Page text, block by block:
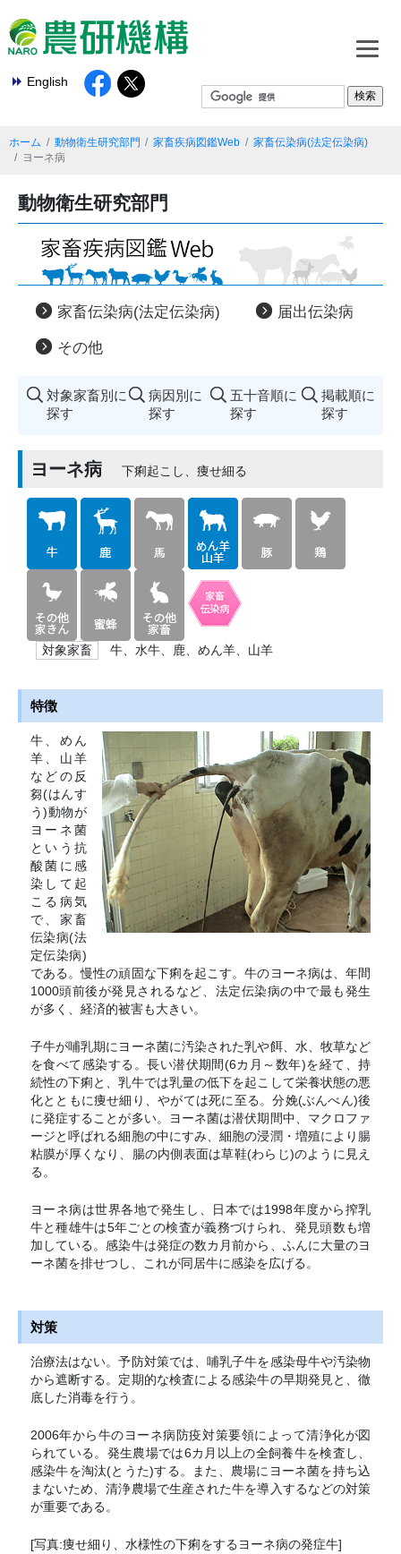
English
ホーム 動物衛生研究部門 家畜疾病図鑑Web
家畜伝染病(法定伝染病)
ヨーネ病
動物衛生研究部門
家畜伝染病(法定伝染病) 届出伝染病
その他
対象家畜別に
探す
病因別に
探す
五十音順に
探す
掲載順に
探す
ヨーネ病 下痢起こし、痩せ細る
対象家畜 牛、水牛、鹿、めん羊、山羊
特徴
牛、めん
羊、山羊
などの反
芻(はんす
う)動物が
ヨーネ菌
という抗
酸菌に感
染して起
こる病気
で、家畜
伝染病(法
定伝染病)
である。慢性の頑固な下痢を起こす。牛のヨーネ病は、年間
1000頭前後が発見されるなど、法定伝染病の中で最も発生
が多く、経済的被害も大きい。
子牛が哺乳期にヨーネ菌に汚染された乳や餌、水、牧草など
を食べて感染する。長い潜伏期間(6カ月～数年)を経て、持
続性の下痢と、乳牛では乳量の低下を起こして栄養状態の悪
化とともに痩せ細り、やがては死に至る。分娩(ぶんべん)後
に発症することが多い。ヨーネ菌は潜伏期間中、マクロファ
ージと呼ばれる細胞の中にすみ、細胞の浸潤・増殖により腸
粘膜が厚くなり、腸の内側表面は草鞋(わらじ)のように見え
る。
ヨーネ病は世界各地で発生し、日本では1998年度から搾乳
牛と種雄牛は5年ごとの検査が義務づけられ、発見頭数も増
加している。感染牛は発症の数カ月前から、ふんに大量のヨ
ーネ菌を排せつし、これが同居牛に感染を広げる。
対策
治療法はない。予防対策では、哺乳子牛を感染母牛や汚染物
から遮断する。定期的な検査による感染牛の早期発見と、徹
底した消毒を行う。
2006年から牛のヨーネ病防疫対策要領によって清浄化が図
られている。発生農場では6カ月以上の全飼養牛を検査し、
感染牛を淘汰(とうた)する。また、農場にヨーネ菌を持ち込
まないため、清浄農場で生産された牛を導入するなどの対策
が重要である。
[写真:痩せ細り、水様性の下痢をするヨーネ病の発症牛]